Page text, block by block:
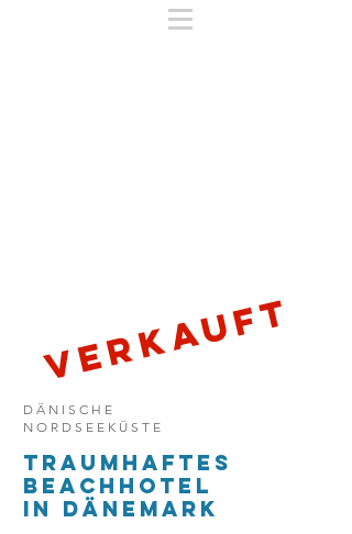
VERKAUFT
DÄNISCHE
NORDSEEKÜSTE
Traumhaftes
BEACHhotel
in Dänemark